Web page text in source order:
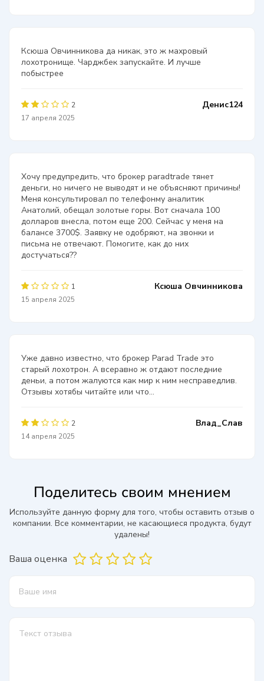
Ксюша Овчинникова да никак, это ж махровый
лохотронище. Чарджбек запускайте. И лучше
побыстрее
2
17 апреля 2025
Денис124
Хочу предупредить, что брокер paradtrade тянет
деньги, но ничего не выводят и не объясняют причины!
Меня консультировал по телефонму аналитик
Анатолий, обещал золотые горы. Вот сначала 100
долларов внесла, потом еще 200. Сейчас у меня на
балансе 3700$. Заявку не одобряют, на звонки и
письма не отвечают. Помогите, как до них
достучаться??
1
15 апреля 2025
Ксюша Овчинникова
Уже давно известно, что брокер Parad Trade это
старый лохотрон. А всеравно ж отдают последние
деньи, а потом жалуются как мир к ним несправедлив.
Отзывы хотябы читайте или что...
2
14 апреля 2025
Влад_Слав
Поделитесь своим мнением
Используйте данную форму для того, чтобы оставить отзыв о
компании. Все комментарии, не касающиеся продукта, будут
удалены!
Ваша оценка